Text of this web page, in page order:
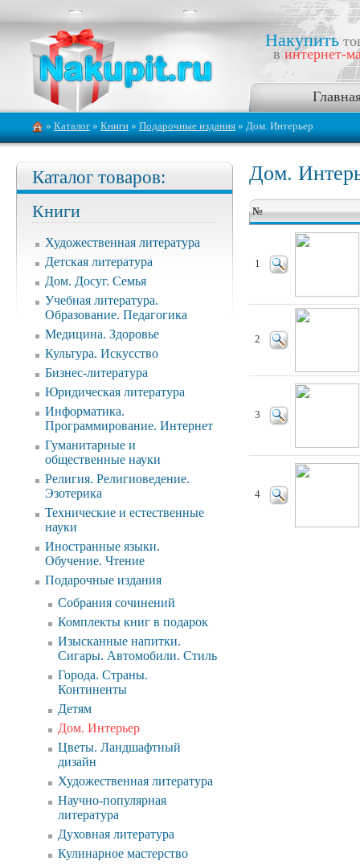
Накупить
в интернет-
» Каталог » Книги » Подарочные издания » Дом. Интерьер
Каталог товаров:
Книги
Художественная литература
Детская литература
Дом. Досуг. Семья
Учебная литература.
Образование. Педагогика
Медицина. Здоровье
Культура. Искусство
Бизнес-литература
Юридическая литература
Информатика.
Программирование. Интернет
Гуманитарные и
общественные науки
Религия. Религиоведение.
Эзотерика
Технические и естественные
науки
Иностранные языки.
Обучение. Чтение
Подарочные издания
Собрания сочинений
Комплекты книг в подарок
Изысканные напитки.
Сигары. Автомобили. Стиль
Города. Страны.
Континенты
Детям
Дом. Интерьер
Цветы. Ландшафтный
дизайн
Художественная литература
Научно-популярная
литература
Духовная литература
Кулинарное мастерство
Дом.
№
1
2
3
4